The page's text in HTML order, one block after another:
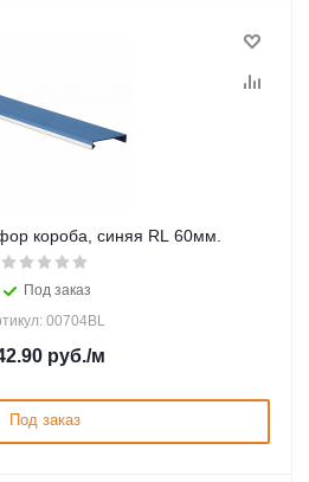
короба, синяя RL 60мм.
Под заказ
00704BL
руб./м
Под заказ